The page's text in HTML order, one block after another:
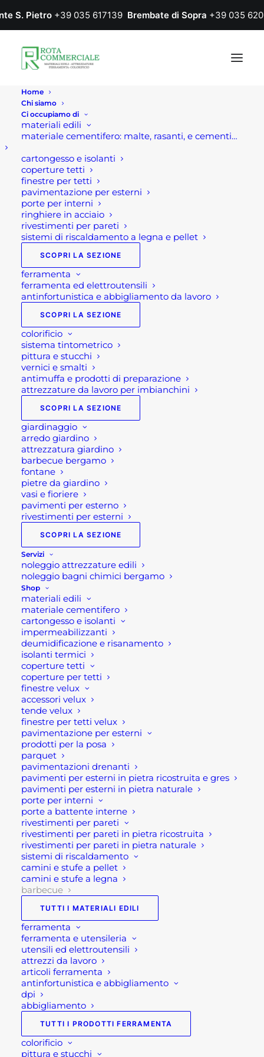
S. Pietro +39 035 617139 Brembate di Sopra +39 035
Home
Chi siamo
Ci occupiamo di
materiali edili
materiale cementifero: malte, rasanti, e cementi…
cartongesso e isolanti
coperture tetti
finestre per tetti
pavimentazione per esterni
porte per interni
ringhiere in acciaio
rivestimenti per pareti
sistemi di riscaldamento a legna e pellet
SCOPRI LA SEZIONE
ferramenta
ferramenta ed elettroutensili
antinfortunistica e abbigliamento da lavoro
SCOPRI LA SEZIONE
colorificio
sistema tintometrico
pittura e stucchi
vernici e smalti
antimuffa e prodotti di preparazione
attrezzature da lavoro per imbianchini
SCOPRI LA SEZIONE
giardinaggio
arredo giardino
attrezzatura giardino
barbecue bergamo
fontane
pietre da giardino
vasi e fioriere
pavimenti per esterno
rivestimenti per esterni
SCOPRI LA SEZIONE
Servizi
noleggio attrezzature edili
noleggio bagni chimici bergamo
Shop
materiali edili
materiale cementifero
cartongesso e isolanti
impermeabilizzanti
deumidificazione e risanamento
isolanti termici
coperture tetti
coperture per tetti
finestre velux
accessori velux
tende velux
finestre per tetti velux
pavimentazione per esterni
prodotti per la posa
parquet
pavimentazioni drenanti
pavimenti per esterni in pietra ricostruita e gres
pavimenti per esterni in pietra naturale
porte per interni
porte a battente interne
rivestimenti per pareti
rivestimenti per pareti in pietra ricostruita
rivestimenti per pareti in pietra naturale
sistemi di riscaldamento
camini e stufe a pellet
camini e stufe a legna
barbecue
TUTTI I MATERIALI EDILI
ferramenta
ferramenta e utensileria
utensili ed elettroutensili
attrezzi da lavoro
articoli ferramenta
antinfortunistica e abbigliamento
dpi
abbigliamento
TUTTI I PRODOTTI FERRAMENTA
colorificio
pittura e stucchi
PIASTRA PER BRACIERE
JACK
75,90€
Piastra per braciere Jack
Piastra per braciere Jack di Barbecook è una
piastra in acciaio al carbonio. Questo accessorio
permette la cottura di alimenti e pietanze
utilizzando direttamente il braciere.
Caratteristiche tecniche:
Preparazione di prelibatezze sul braciere.
La forma semicircolare facilita l’aggiunta di
ulteriore legna.
Compatibile con i bracieri Jack 60 e Modern 60.
Design elegante con logo Barbecook inciso.
Dimensioni: 62cm x31 cm x0,30 cm
Se per qualsiasi ragione non riuscissi a
completare l’ordine o avessi dei dubbi prima di
effettuare il pagamento contattaci dalle 09 alle 12
e dalle 14 alle 17, ti offriremo tutto il supporto
necessario per aiutarti nella procedura di
acquisto!
Oppure scrivi una mail a
shop@rotacommerciale.it
1 disponibili
PIASTRA
PER
quantità
SKU
GB0BPJ60
Categorie
ACCESSORI BARBECUE